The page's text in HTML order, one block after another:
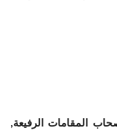
المقامات الرفيعة,